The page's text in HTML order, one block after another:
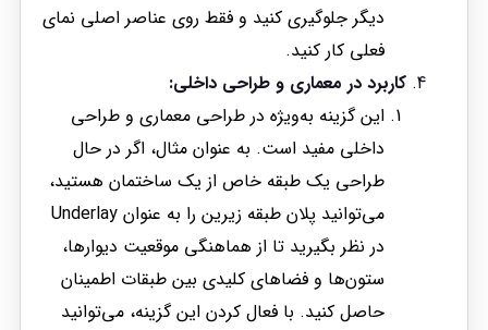
دیگر جلوگیری کنید و فقط روی عناصر اصلی نمای
فعلی کار کنید.
کاربرد در معماری و طراحی داخلی:
این گزینه به‌ویژه در طراحی معماری و طراحی
داخلی مفید است. به عنوان مثال، اگر در حال
طراحی یک طبقه خاص از یک ساختمان هستید،
می‌توانید پلان طبقه زیرین را به عنوان Underlay
در نظر بگیرید تا از هماهنگی موقعیت دیوارها،
ستون‌ها و فضاهای کلیدی بین طبقات اطمینان
حاصل کنید. با فعال کردن این گزینه، می‌توانید